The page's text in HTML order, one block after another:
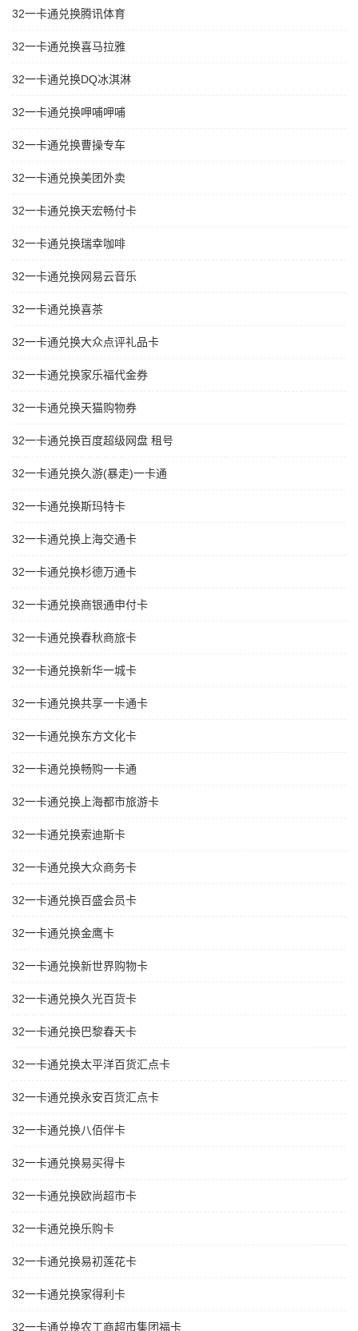
32一卡通兑换腾讯体育
32一卡通兑换喜马拉雅
32一卡通兑换DQ冰淇淋
32一卡通兑换呷哺呷哺
32一卡通兑换曹操专车
32一卡通兑换美团外卖
32一卡通兑换天宏畅付卡
32一卡通兑换瑞幸咖啡
32一卡通兑换网易云音乐
32一卡通兑换喜茶
32一卡通兑换大众点评礼品卡
32一卡通兑换家乐福代金券
32一卡通兑换天猫购物券
32一卡通兑换百度超级网盘 租号
32一卡通兑换久游(暴走)一卡通
32一卡通兑换斯玛特卡
32一卡通兑换上海交通卡
32一卡通兑换杉德万通卡
32一卡通兑换商银通申付卡
32一卡通兑换春秋商旅卡
32一卡通兑换新华一城卡
32一卡通兑换共享一卡通卡
32一卡通兑换东方文化卡
32一卡通兑换畅购一卡通
32一卡通兑换上海都市旅游卡
32一卡通兑换索迪斯卡
32一卡通兑换大众商务卡
32一卡通兑换百盛会员卡
32一卡通兑换金鹰卡
32一卡通兑换新世界购物卡
32一卡通兑换久光百货卡
32一卡通兑换巴黎春天卡
32一卡通兑换太平洋百货汇点卡
32一卡通兑换永安百货汇点卡
32一卡通兑换八佰伴卡
32一卡通兑换易买得卡
32一卡通兑换欧尚超市卡
32一卡通兑换乐购卡
32一卡通兑换易初莲花卡
32一卡通兑换家得利卡
32一卡通兑换农工商超市集团福卡